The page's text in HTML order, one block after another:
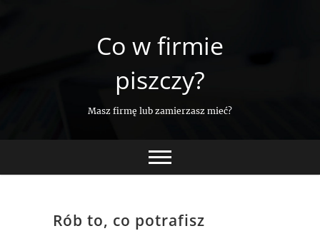
Co w firmie
piszczy?
Masz firmę lub zamierzasz mieć?
Rób to, co potrafisz